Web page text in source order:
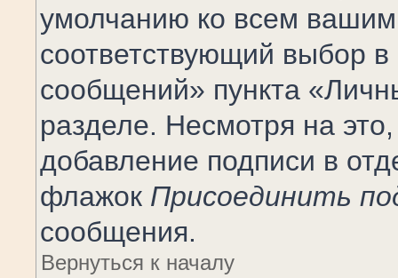
умолчанию ко всем
соответствующий выбор
сообщений» пункта
разделе. Несмотря на
добавление подписи в
флажок Присоединить
сообщения.
Вернуться к началу